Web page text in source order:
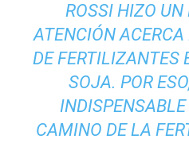
ROSSI HIZO
ATENCIÓN
DE FERTILIZANTES
SOJA. POR
CAMINO DE LA